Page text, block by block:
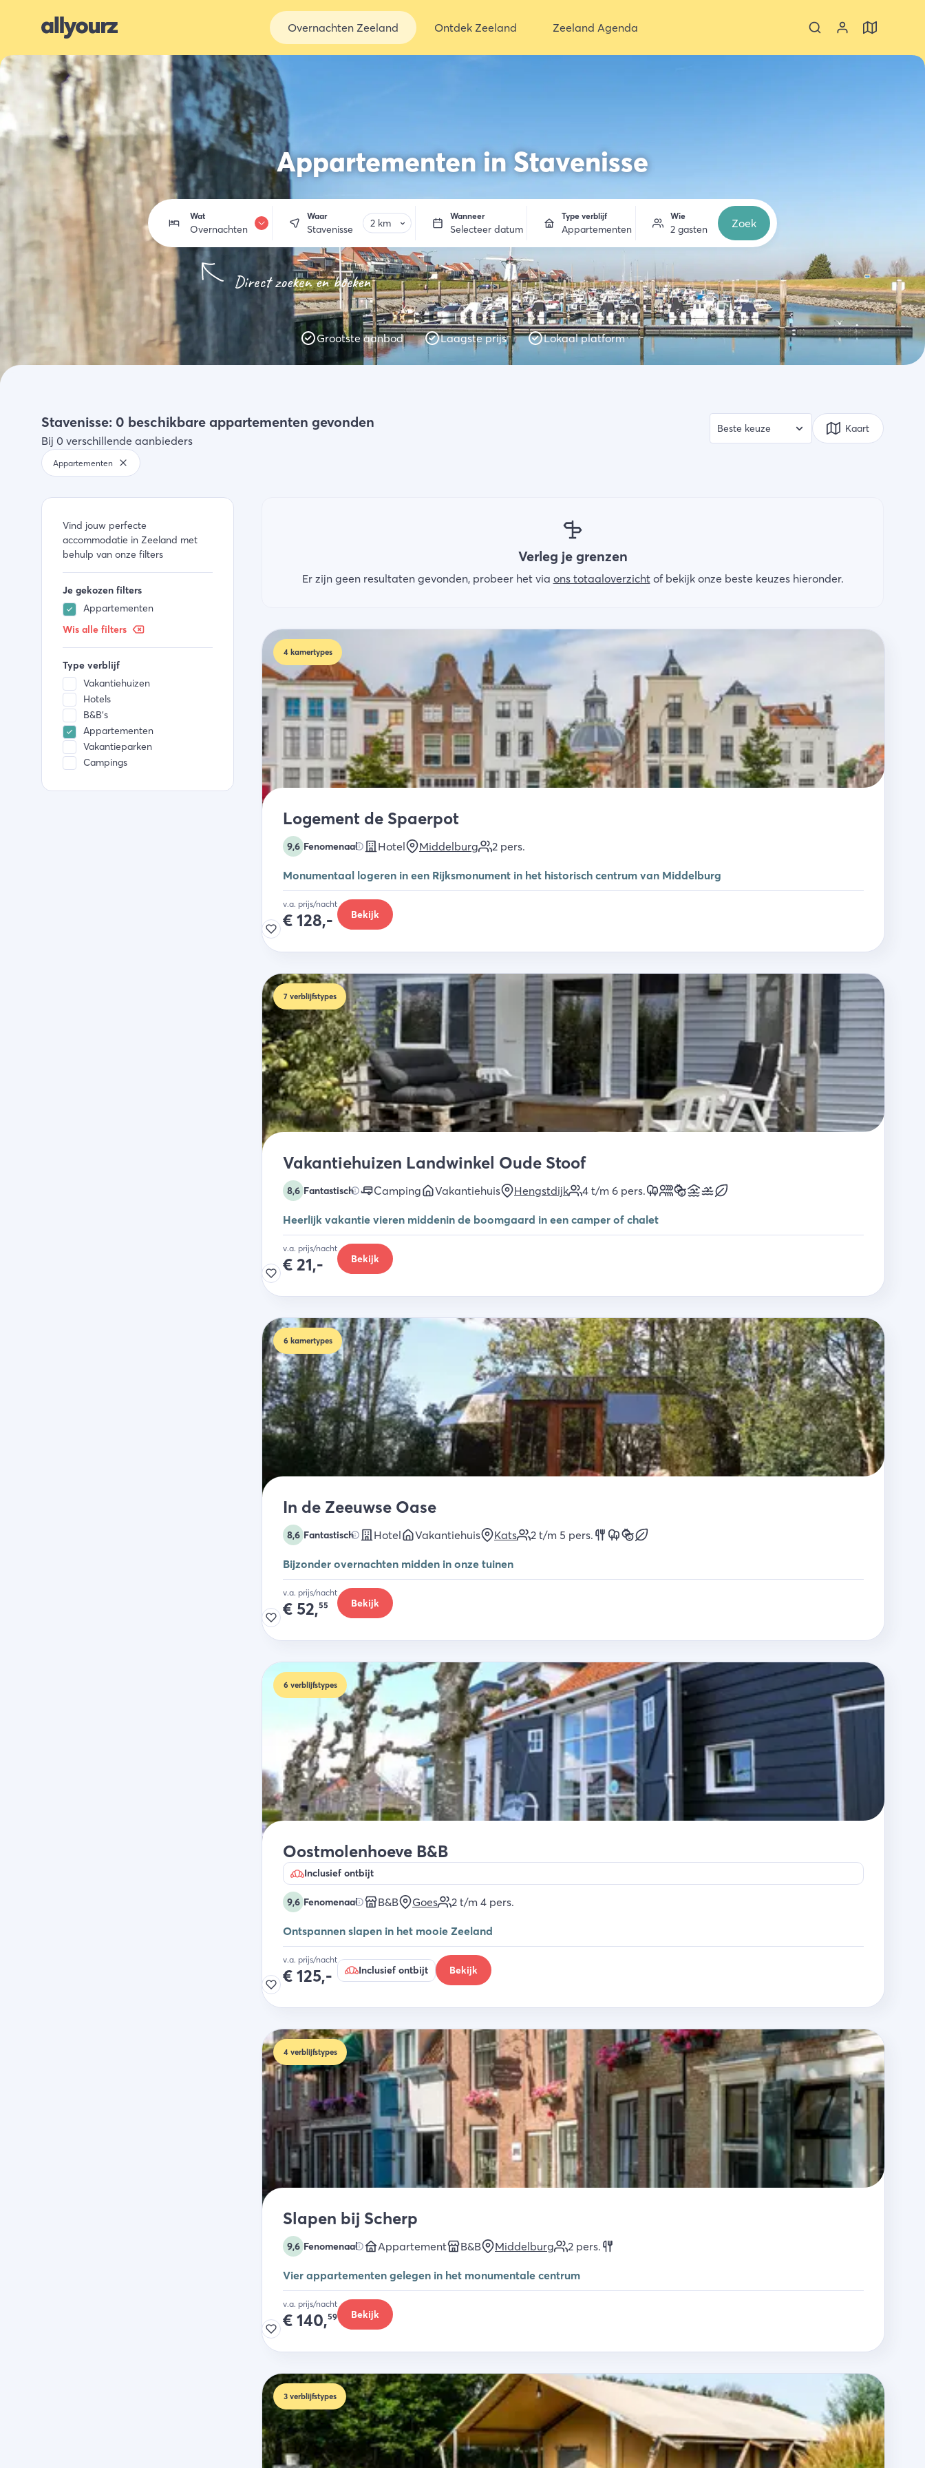
Overnachten Zeeland Ontdek Zeeland Zeeland Agenda
Appartementen in Stavenisse
Wat
Overnachten
Overnachten
Winkelen
Waar
Stavenisse
Wanneer
Selecteer datum
Type verblijf
Appartementen
Wie
2 gasten Zoek
Direct zoeken en boeken
Grootste aanbod Laagste prijs Lokaal platform
Stavenisse: 0 beschikbare appartementen gevonden
Bij 0 verschillende aanbieders
Kaart
Appartementen
Vind jouw perfecte
accommodatie in Zeeland met
behulp van onze filters
Je gekozen filters
Appartementen
Wis alle filters
Type verblijf
Vakantiehuizen
Hotels
B&B's
Appartementen
Vakantieparken
Campings
Verleg je grenzen
Er zijn geen resultaten gevonden, probeer het via ons totaaloverzichtof bekijk onze beste keuzes hieronder.
4 kamertypes
Logement de Spaerpot
9,6 Fenomenaal Hotel Middelburg 2 pers.
Monumentaal logeren in een Rijksmonument in het historisch centrum van Middelburg
v.a. prijs/nacht
€ 128,- Bekijk
7 verblijfstypes
Vakantiehuizen Landwinkel Oude Stoof
8,6 Fantastisch Camping Vakantiehuis Hengstdijk 4 t/m 6 pers.
Heerlijk vakantie vieren middenin de boomgaard in een camper of chalet
v.a. prijs/nacht
€ 21,- Bekijk
6 kamertypes
In de Zeeuwse Oase
8,6 Fantastisch Hotel Vakantiehuis Kats 2 t/m 5 pers.
Bijzonder overnachten midden in onze tuinen
v.a. prijs/nacht
€ 52,55 Bekijk
6 verblijfstypes
Oostmolenhoeve B&B
Inclusief ontbijt
9,6 Fenomenaal B&B Goes 2 t/m 4 pers.
Ontspannen slapen in het mooie Zeeland
v.a. prijs/nacht
€ 125,- Inclusief ontbijt Bekijk
4 verblijfstypes
Slapen bij Scherp
9,6 Fenomenaal Appartement B&B Middelburg 2 pers.
Vier appartementen gelegen in het monumentale centrum
v.a. prijs/nacht
€ 140,59 Bekijk
3 verblijfstypes